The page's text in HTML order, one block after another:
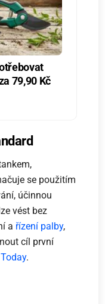
79,90 Kč
se použitím
účinnou
vést bez
a řízení palby,
cíl první
.